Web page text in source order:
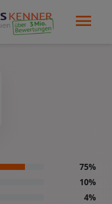
75%
10%
4%